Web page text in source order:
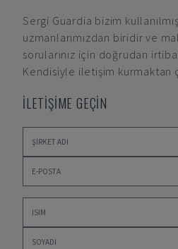
Sergi Guardia bizim
uzmanlarımızdan biridir ve
sorularınız için doğrudan
Kendisiyle iletişim kurmaktan
İLETİŞİME GEÇİN